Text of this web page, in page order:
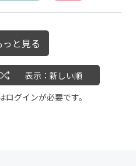
っと見る
表示：新しい順
ログインが必要です。